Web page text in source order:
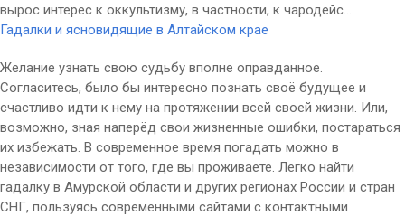
вырос интерес к оккультизму, в частности, к чародейс...
Гадалки и ясновидящие в Алтайском крае
Желание узнать свою судьбу вполне оправданное.
Согласитесь, было бы интересно познать своё будущее и
счастливо идти к нему на протяжении всей своей жизни. Или,
возможно, зная наперёд свои жизненные ошибки, постараться
их избежать. В современное время погадать можно в
независимости от того, где вы проживаете. Легко найти
гадалку в Амурской области и других регионах России и стран
СНГ, пользуясь современными сайтами с контактными